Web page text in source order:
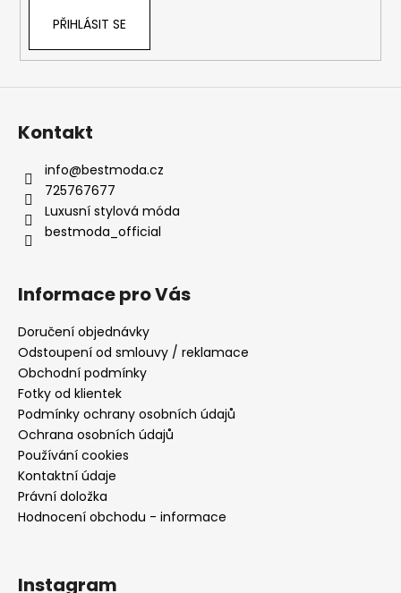
PŘIHLÁSIT SE
Kontakt
info@bestmoda.cz
725767677
Luxusní stylová móda
bestmoda_official
Informace pro Vás
Doručení objednávky
Odstoupení od smlouvy / reklamace
Obchodní podmínky
Fotky od klientek
Podmínky ochrany osobních údajů
Ochrana osobních údajů
Používání cookies
Kontaktní údaje
Právní doložka
Hodnocení obchodu - informace
Instagram